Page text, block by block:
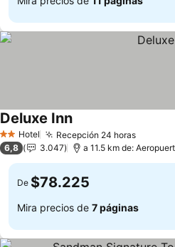
2 Estrellas
Hotel Recepción 24 horasVer
Deluxe InnVer precios
6,8 3.047 a 11.5 km de:
De $78.225
Mira precios de 7 páginas